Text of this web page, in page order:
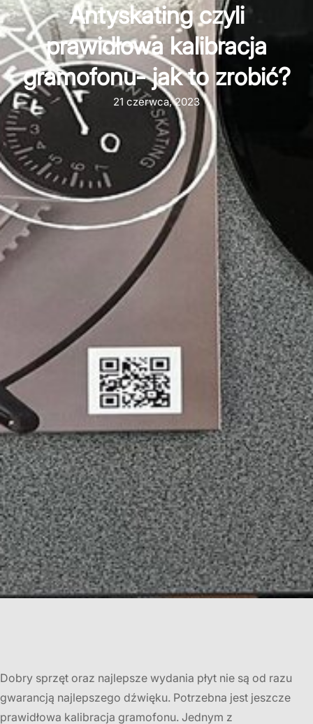
Antyskating czyli
prawidłowa kalibracja
gramofonu- jak to zrobić?
21 czerwca, 2023
Dobry sprzęt oraz najlepsze wydania płyt nie są od razu
gwarancją najlepszego dźwięku. Potrzebna jest jeszcze
prawidłowa kalibracja gramofonu. Jednym z